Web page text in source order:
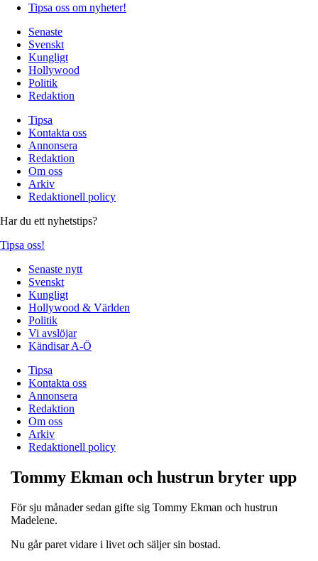
Tipsa oss om nyheter!
Senaste
Svenskt
Kungligt
Hollywood
Politik
Redaktion
Tipsa
Kontakta oss
Annonsera
Redaktion
Om oss
Arkiv
Redaktionell policy
Har du ett nyhetstips?
Tipsa oss!
Senaste nytt
Svenskt
Kungligt
Hollywood & Världen
Politik
Vi avslöjar
Kändisar A-Ö
Tipsa
Kontakta oss
Annonsera
Redaktion
Om oss
Arkiv
Redaktionell policy
Tommy Ekman och hustrun bryter upp
För sju månader sedan gifte sig Tommy Ekman och hustrun
Madelene.
Nu går paret vidare i livet och säljer sin bostad.